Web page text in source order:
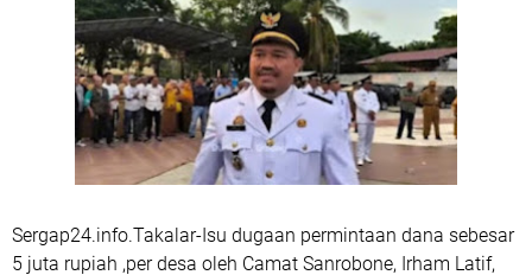
Sergap24.info.Takalar-Isu dugaan permintaan dana sebesar
5 juta rupiah ,per desa oleh Camat Sanrobone, Irham Latif,